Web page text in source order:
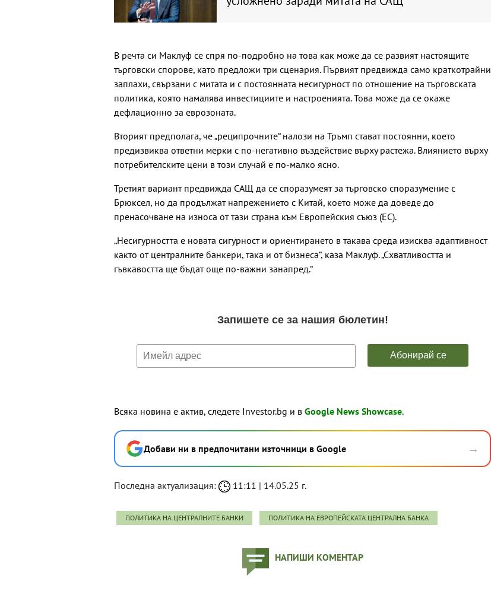
В речта си Маклуф се спря по-подробно на това как може да се развият настоящите
търговски спорове, като предложи три сценария. Първият предвижда само краткотрайни
заплахи, свързани с митата и с постоянната несигурност по отношение на търговската
политика, която намалява инвестициите и настроенията. Това може да се окаже
дефлационно за еврозоната.
Вторият предполага, че „реципрочните“ налози на Тръмп стават постоянни, което
предизвиква ответни мерки с по-негативно въздействие върху растежа. Влиянието върху
потребителските цени в този случай е по-малко ясно.
Третият вариант предвижда САЩ да се споразумеят за търговско споразумение с
Брюксел, но да продължат напрежението с Китай, което може да доведе до
пренасочване на износа от тази страна към Европейския съюз (ЕС).
„Несигурността е новата сигурност и ориентирането в такава среда изисква адаптивност
както от централните банкери, така и от бизнеса“, каза Маклуф. „Схватливостта и
гъвкавостта ще бъдат още по-важни занапред.“
Всяка новина е актив, следете Investor.bg и в Google News Showcase.
Добави ни в предпочитани източници в Google →
Последна актуализация: 11:11 | 14.05.25 г.
ПОЛИТИКА НА ЦЕНТРАЛНИТЕ БАНКИ ПОЛИТИКА НА ЕВРОПЕЙСКАТА ЦЕНТРАЛНА БАНКА
НАПИШИ КОМЕНТАР